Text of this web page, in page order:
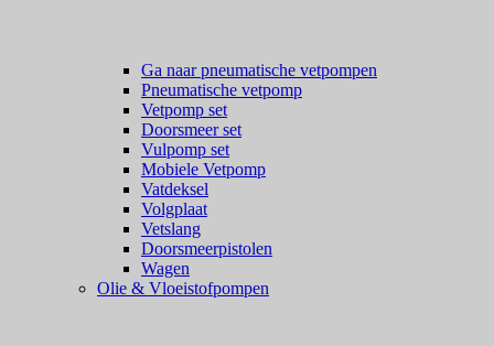
Ga naar pneumatische vetpompen
Pneumatische vetpomp
Vetpomp set
Doorsmeer set
Vulpomp set
Mobiele Vetpomp
Vatdeksel
Volgplaat
Vetslang
Doorsmeerpistolen
Wagen
Olie & Vloeistofpompen